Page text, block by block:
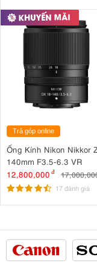
Trả góp online
Ống Kính Nikon Nikkor
140mm F3.5-6.3 VR
12,800,000 đ
17 đánh giá